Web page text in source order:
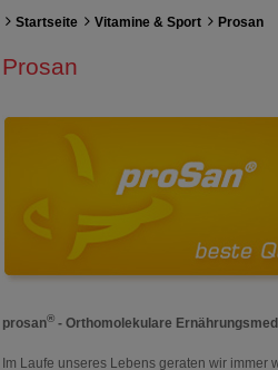
Startseite Vitamine & Sport Prosan
Prosan
prosan®- Orthomolekulare
Im Laufe unseres Lebens geraten wir